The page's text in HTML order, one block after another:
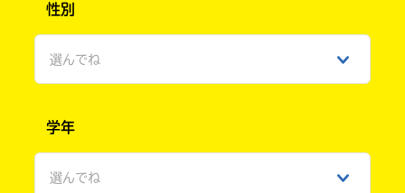
性別
選んでね
ひみつ
学年
選んでね